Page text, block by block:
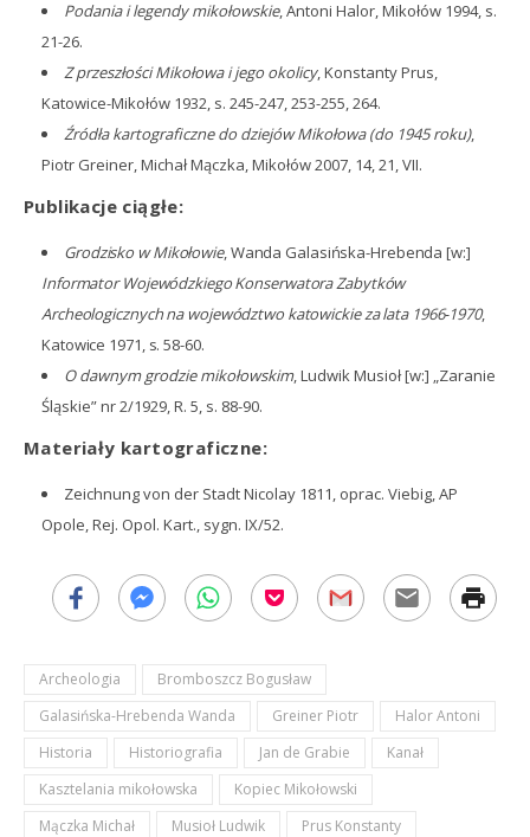
Podania i legendy mikołowskie, Antoni Halor, Mikołów 1994, s.
21-26.
Z przeszłości Mikołowa i jego okolicy, Konstanty Prus,
Katowice-Mikołów 1932, s. 245-247, 253-255, 264.
Źródła kartograficzne do dziejów Mikołowa (do 1945 roku),
Piotr Greiner, Michał Mączka, Mikołów 2007, 14, 21, VII.
Publikacje ciągłe:
Grodzisko w Mikołowie, Wanda Galasińska-Hrebenda [w:]
Informator Wojewódzkiego Konserwatora Zabytków
Archeologicznych na województwo katowickie za lata 1966-1970,
Katowice 1971, s. 58-60.
O dawnym grodzie mikołowskim, Ludwik Musioł [w:] „Zaranie
Śląskie” nr 2/1929, R. 5, s. 88-90.
Materiały kartograficzne:
Zeichnung von der Stadt Nicolay 1811, oprac. Viebig, AP
Opole, Rej. Opol. Kart., sygn. IX/52.
Archeologia
Bromboszcz Bogusław
Galasińska-Hrebenda Wanda
Greiner Piotr
Halor Antoni
Historia
Historiografia Jan de Grabie
Kanał
Kasztelania mikołowska
Kopiec Mikołowski
Mączka Michał
Musioł Ludwik
Prus Konstanty